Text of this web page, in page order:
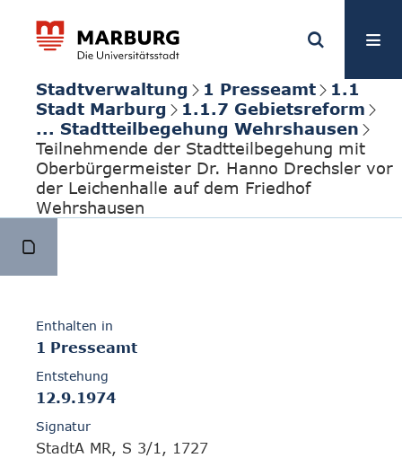
Stadtverwaltung 1 Presseamt
1.1
Stadt Marburg
1.1.7 Gebietsreform
... Stadtteilbegehung Wehrshausen
Teilnehmende der Stadtteilbegehung mit
Oberbürgermeister Dr. Hanno Drechsler vor
der Leichenhalle auf dem Friedhof
Wehrshausen
Enthalten in
1 Presseamt
Entstehung
12.9.1974
Signatur
StadtA MR, S 3/1, 1727